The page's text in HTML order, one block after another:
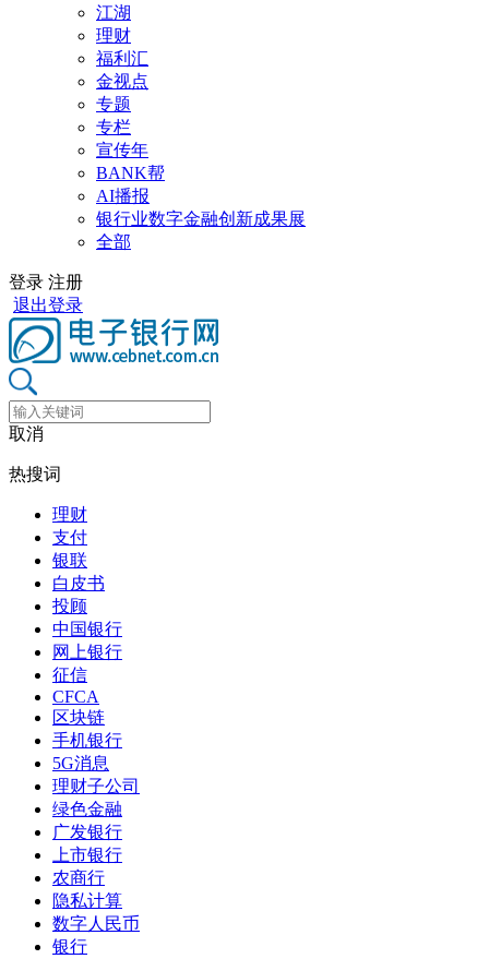
江湖
理财
福利汇
金视点
专题
专栏
宣传年
BANK帮
AI播报
银行业数字金融创新成果展
全部
登录 注册
退出登录
取消
热搜词
理财
支付
银联
白皮书
投顾
中国银行
网上银行
征信
CFCA
区块链
手机银行
5G消息
理财子公司
绿色金融
广发银行
上市银行
农商行
隐私计算
数字人民币
银行